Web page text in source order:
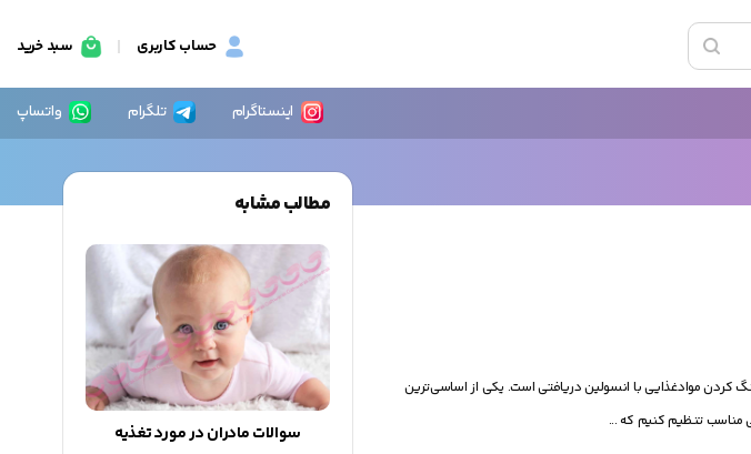
حساب کاربری سبد خرید
اینستاگرام تلگرام واتساپ
كردن موادغذایی با انسولین دریافتی است. یكی از اساسی‌ترین
مناسب تنظیم كنیم كه ...
مطالب مشابه
سوالات مادران در مورد تغذيه